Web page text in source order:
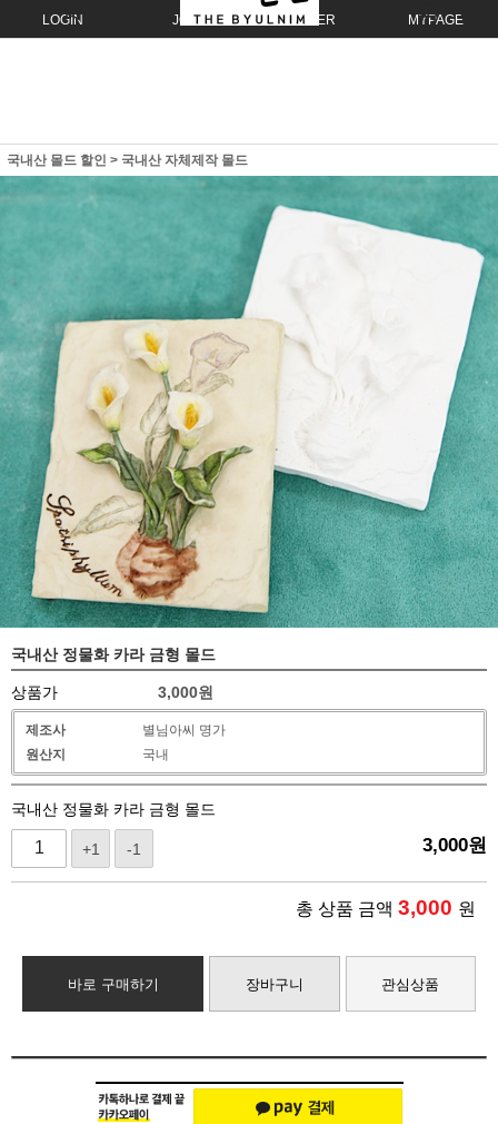
LOGIN JOIN ORDER MYPAGE
국내산 몰드 할인 > 국내산 자체제작 몰드
국내산 정물화 카라 금형 몰드
상품가 3,000원
제조사
별님아씨 명가
원산지
국내
국내산 정물화 카라 금형 몰드
+1 -1 3,000원
총 상품 금액 3,000 원
바로 구매하기 장바구니 관심상품